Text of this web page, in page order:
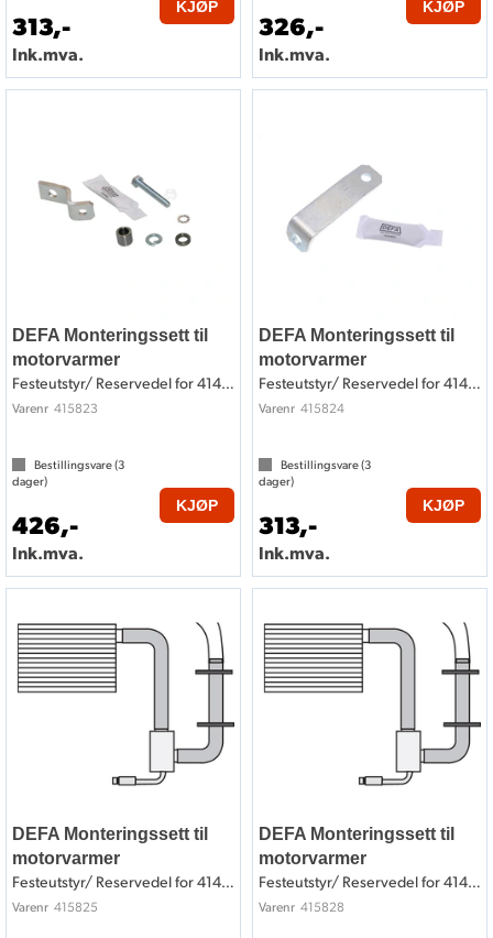
313,-
Ink.mva.
KJØP
326,-
Ink.mva.
KJØP
DEFA Monteringssett til
motorvarmer
Festeutstyr/ Reservedel for 414823
Varenr 415823
Bestillingsvare (3
dager)
426,-
Ink.mva.
KJØP
DEFA Monteringssett til
motorvarmer
Festeutstyr/ Reservedel for 414824
Varenr 415824
Bestillingsvare (3
dager)
313,-
Ink.mva.
KJØP
DEFA Monteringssett til
motorvarmer
Festeutstyr/ Reservedel for 414825
Varenr 415825
DEFA Monteringssett til
motorvarmer
Festeutstyr/ Reservedel for 414828
Varenr 415828